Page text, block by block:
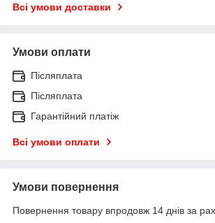
Всі умови доставки
Умови оплати
Післяплата
Післяплата
Гарантійний платіж
Всі умови оплати
Умови повернення
Повернення товару впродовж 14 днів за